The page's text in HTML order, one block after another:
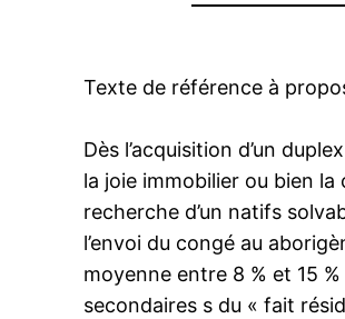
Texte de référence à
Dès l’acquisition d’un
la joie immobilier ou bien
recherche d’un natifs
l’envoi du congé au
moyenne entre 8 % et 15
secondaires s du « fait